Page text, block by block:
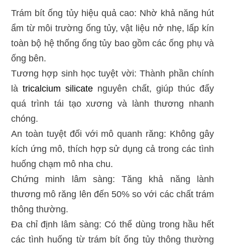
Trám bít ống tủy hiệu quả cao: Nhờ khả năng hút
ẩm từ môi trường ống tủy, vật liệu nở nhẹ, lấp kín
toàn bộ hệ thống ống tủy bao gồm các ống phụ và
ống bên.
Tương hợp sinh học tuyệt vời: Thành phần chính
làtricalcium silicate nguyên chất, giúp thúc đẩy
quá trình tái tạo xương và lành thương nhanh
chóng.
An toàn tuyệt đối với mô quanh răng: Không gây
kích ứng mô, thích hợp sử dụng cả trong các tình
huống chạm mô nha chu.
Chứng minh lâm sàng: Tăng khả năng lành
thương mô răng lên đến 50% so với các chất trám
thông thường.
Đa chỉ định lâm sàng: Có thể dùng trong hầu hết
các tình huống từ trám bít ống tủy thông thường